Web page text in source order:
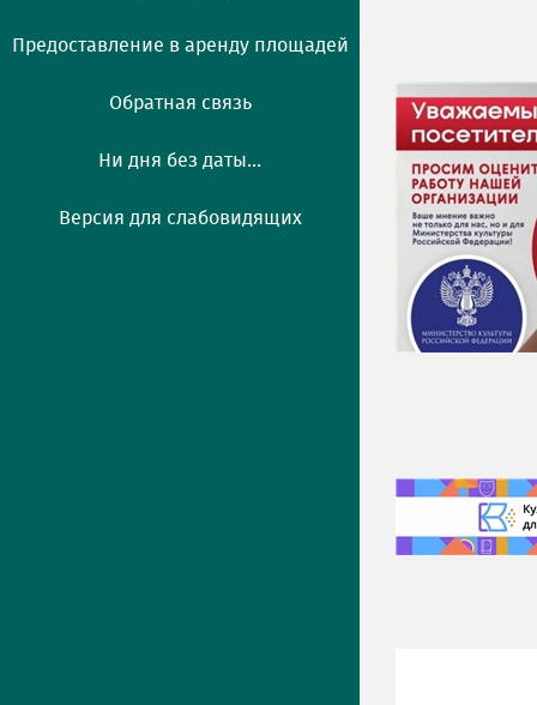
Предоставление в аренду площадей
Обратная связь
Ни дня без даты...
Версия для слабовидящих